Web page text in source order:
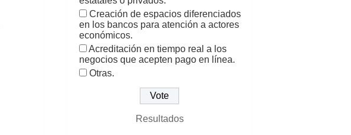
Creación de espacios diferenciados
en los bancos para atención a actores
económicos.
Acreditación en tiempo real a los
negocios que acepten pago en línea.
Otras.
Resultados